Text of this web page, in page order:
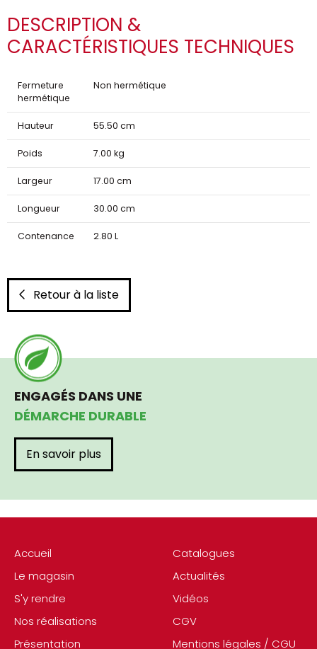
DESCRIPTION &
CARACTÉRISTIQUES TECHNIQUES
Fermeture
hermétique
Non hermétique
Hauteur 55.50 cm
Poids 7.00 kg
Largeur 17.00 cm
Longueur 30.00 cm
Contenance 2.80 L
Retour à la liste
Accueil
Le magasin
S'y rendre
Nos réalisations
Présentation
Catalogues
Actualités
Vidéos
CGV
Mentions légales / CGU
ENGAGÉS DANS UNE
DÉMARCHE DURABLE
En savoir plus